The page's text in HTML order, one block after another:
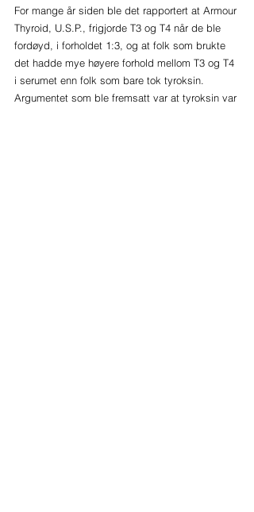
For mange år siden ble det rapportert at Armour
Thyroid, U.S.P., frigjorde T3 og T4 når de ble
fordøyd, i forholdet 1:3, og at folk som brukte
det hadde mye høyere forhold mellom T3 og T4
i serumet enn folk som bare tok tyroksin.
Argumentet som ble fremsatt var at tyroksin var